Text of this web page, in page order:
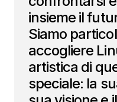
insieme il
Siamo
accogliere
artistica di
speciale: la